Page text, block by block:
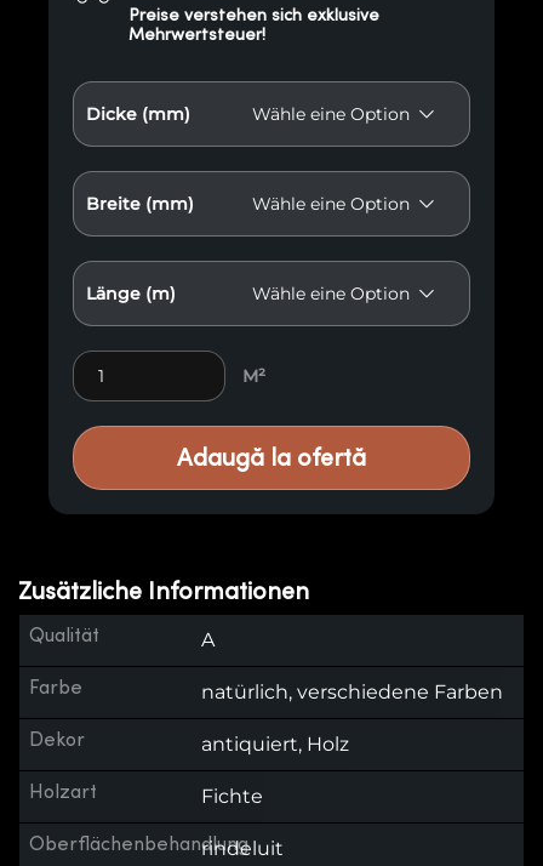
Preise verstehen sich exklusive
Mehrwertsteuer!
Dicke (mm)
Breite (mm)
Länge (m)
Lamellenholzplatte R1 quantity
M²
Adaugă la ofertă
Zusätzliche Informationen
Qualität A
Farbe natürlich, verschiedene Farben
Dekor antiquiert, Holz
Holzart Fichte
Oberflächenbehandlung
rindeluit